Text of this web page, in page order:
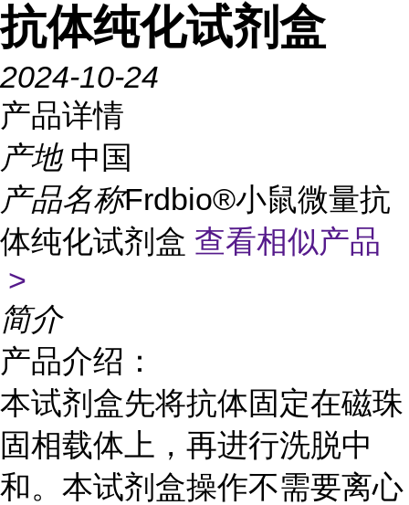
抗体纯化试剂盒
2024-10-24
产品详情
产地 中国
产品名称Frdbio®小鼠微量抗
体纯化试剂盒 查看相似产品
>
简介
产品介绍：
本试剂盒先将抗体固定在磁珠
固相载体上，再进行洗脱中
和。本试剂盒操作不需要离心